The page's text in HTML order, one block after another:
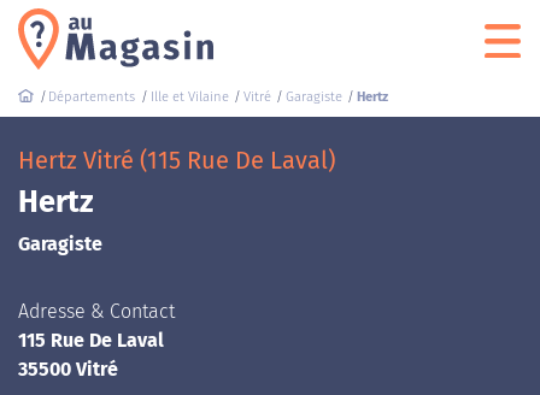
Départements Ille et Vilaine Vitré Garagiste Hertz
Hertz Vitré (115 Rue De Laval)
Hertz
Garagiste
Adresse & Contact
115 Rue De Laval
35500 Vitré